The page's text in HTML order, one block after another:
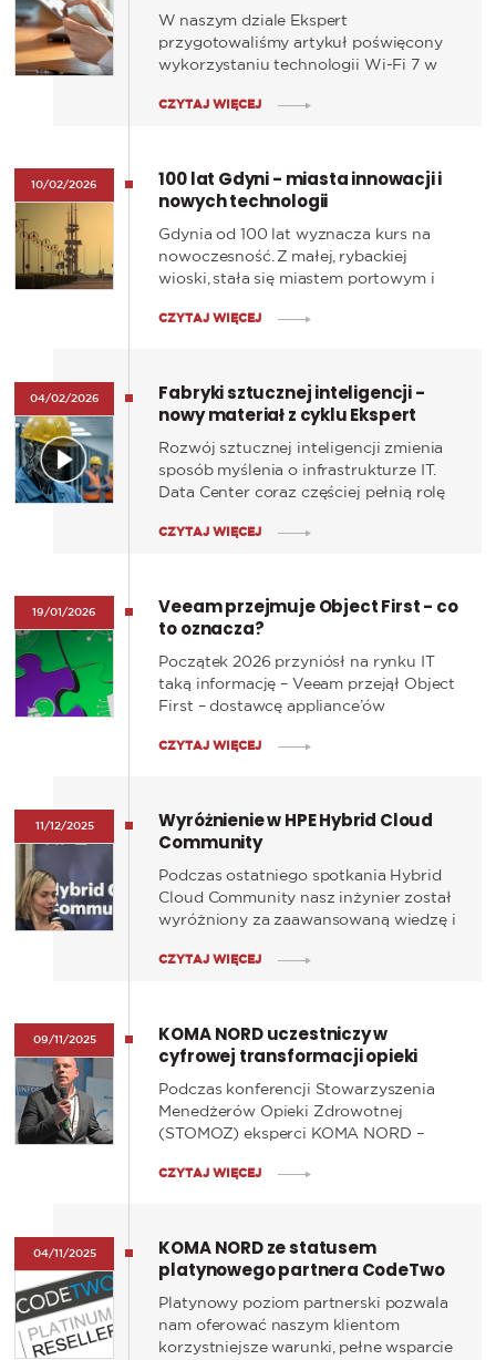
W naszym dziale Ekspert
przygotowaliśmy artykuł poświęcony
wykorzystaniu technologii Wi-Fi 7 w
szpitalne, przestrzenie biurowe,
CZYTAJ WIĘCEJ
10/02/2026
100 lat Gdyni - miasta innowacji i
nowych technologii
Gdynia od 100 lat wyznacza kurs na
nowoczesność. Z małej, rybackiej
wioski, stała się miastem portowym i
biznesu i innowacji. To miasto, które
CZYTAJ WIĘCEJ
04/02/2026
Fabryki sztucznej inteligencji -
nowy materiał z cyklu Ekspert
Rozwój sztucznej inteligencji zmienia
sposób myślenia o infrastrukturze IT.
Data Center coraz częściej pełnią rolę
zaprojektowanych z myślą o wysokiej
CZYTAJ WIĘCEJ
19/01/2026
Veeam przejmuje Object First - co
to oznacza?
Początek 2026 przyniósł na rynku IT
taką informację – Veeam przejął Object
First – dostawcę appliance’ów
repozytorium backupu, oferującego
środowisk Veeam.
CZYTAJ WIĘCEJ
11/12/2025
Wyróżnienie w HPE Hybrid Cloud
Community
Podczas ostatniego spotkania Hybrid
Cloud Community nasz inżynier został
wyróżniony za zaawansowaną wiedzę i
CZYTAJ WIĘCEJ
09/11/2025
KOMA NORD uczestniczy w
cyfrowej transformacji opieki
zdrowotnej - relacja z konferencji
STOMOZ
Podczas konferencji Stowarzyszenia
Menedżerów Opieki Zdrowotnej
(STOMOZ) eksperci KOMA NORD –
Jakub Zadomski – wzięli udział w
CZYTAJ WIĘCEJ
04/11/2025
KOMA NORD ze statusem
platynowego partnera CodeTwo
Platynowy poziom partnerski pozwala
nam oferować naszym klientom
korzystniejsze warunki, pełne wsparcie